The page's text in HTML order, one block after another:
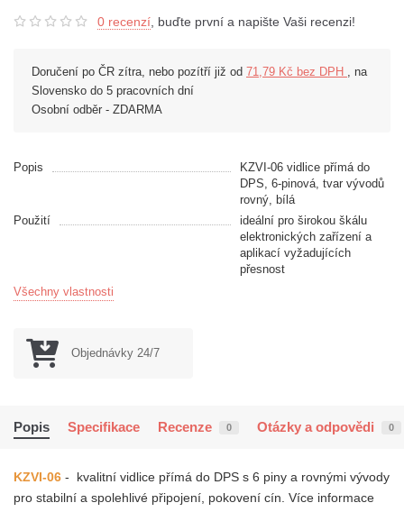
0 recenzí, buďte první a napište Vaši recenzi!
Doručení po ČR zítra, nebo pozítří již od 71,79 Kč bez DPH , na
Slovensko do 5 pracovních dní
Osobní odběr - ZDARMA
Popis
KZVI-06 vidlice přímá do
DPS, 6-pinová, tvar vývodů
rovný, bílá
Použití
ideální pro širokou škálu
elektronických zařízení a
aplikací vyžadujících
přesnost
Všechny vlastnosti
Objednávky 24/7
Popis Specifikace Recenze 0 Otázky a odpovědi 0
KZVI-06 - kvalitní vidlice přímá do DPS s 6 piny a rovnými vývody
pro stabilní a spolehlivé připojení, pokovení cín. Více informace